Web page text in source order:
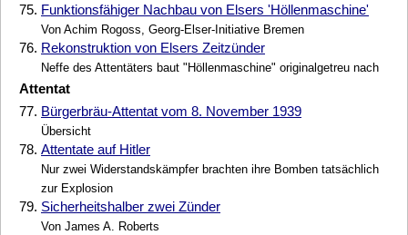
75. Funktionsfähiger Nachbau von Elsers 'Höllenmaschine'
Von Achim Rogoss, Georg-Elser-Initiative Bremen
76. Rekonstruktion von Elsers Zeitzünder
Neffe des Attentäters baut "Höllenmaschine" originalgetreu nach
Attentat
77. Bürgerbräu-Attentat vom 8. November 1939
Übersicht
78. Attentate auf Hitler
Nur zwei Widerstandskämpfer brachten ihre Bomben tatsächlich
zur Explosion
79. Sicherheitshalber zwei Zünder
Von James A. Roberts